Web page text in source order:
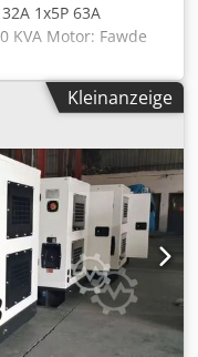
1x5P 63A
KVA Motor: Fawde
Steckdosen
Spannung: 400/230
, AVR,
Fl Schutz NWK55
Kleinanzeige